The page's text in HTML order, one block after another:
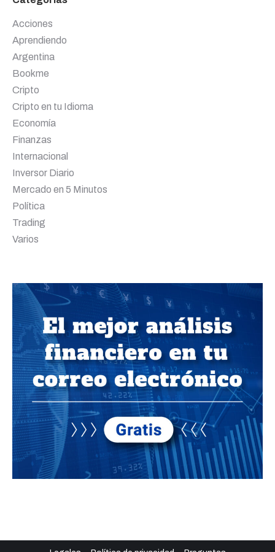
Acciones
Aprendiendo
Argentina
Bookme
Cripto
Cripto en tu Idioma
Economía
Finanzas
Internacional
Inversor Diario
Mercado en 5 Minutos
Política
Trading
Varios